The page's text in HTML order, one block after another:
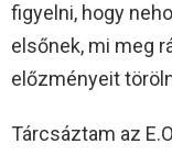
figyelni, hogy
elsőnek, mi meg
előzményeit
Tárcsáztam az